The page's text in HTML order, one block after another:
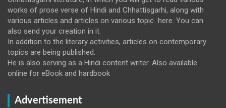
works of prose verse of Hindi and Chhattisgarhi, along with
various articles and articles on various topic here. You can
also send your creation in it.
In addition to the literary activities, articles on contemporary
topics are being published.
He is also serving as a Hindi content writer. Also available
online for eBook and hardbook
Advertisement